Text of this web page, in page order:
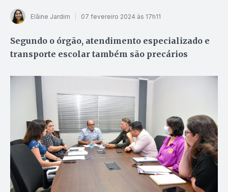
Elâine Jardim 07 fevereiro 2024 às 17h11
Segundo o órgão, atendimento especializado e
transporte escolar também são precários